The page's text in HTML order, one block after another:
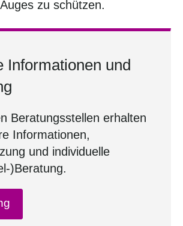
zu schützen.
Informationen und
Beratungsstellen erhalten
Informationen,
und individuelle
)Beratung.